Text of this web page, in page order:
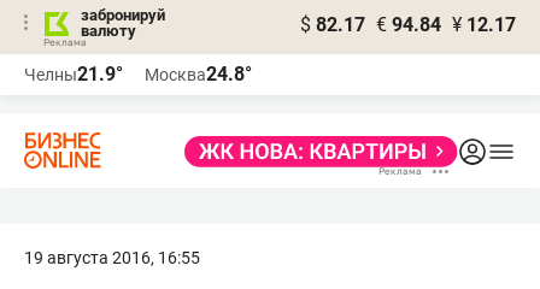
забронируй
валюту
$ 82.17 € 94.84 ¥ 12.17
Челны21.9° Москва24.8°
19 августа 2016, 16:55